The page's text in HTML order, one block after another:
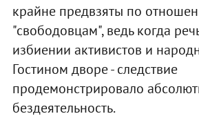
крайне предвзяты по
"свободовцам", ведь когда
избиении активистов и
Гостином дворе - следствие
продемонстрировало
бездеятельность.